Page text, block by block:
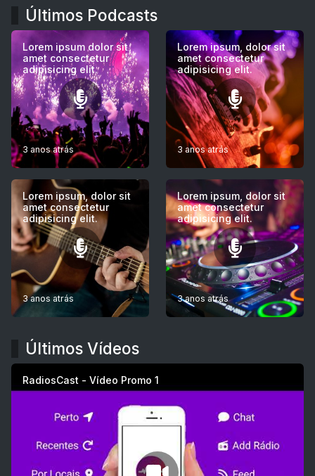
Últimos Podcasts
Lorem ipsum dolor sit
amet consectetur
adipisicing elit.
3 anos atrás
Lorem ipsum, dolor sit
amet consectetur
adipisicing elit.
3 anos atrás
Lorem ipsum, dolor sit
amet consectetur
adipisicing elit.
3 anos atrás
Lorem ipsum, dolor sit
amet consectetur
adipisicing elit.
3 anos atrás
Últimos Vídeos
RadiosCast - Vídeo Promo 1